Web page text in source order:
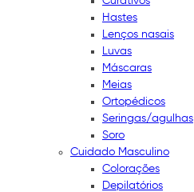
Hastes
Lenços nasais
Luvas
Máscaras
Meias
Ortopédicos
Seringas/agulhas
Soro
Cuidado Masculino
Colorações
Depilatórios